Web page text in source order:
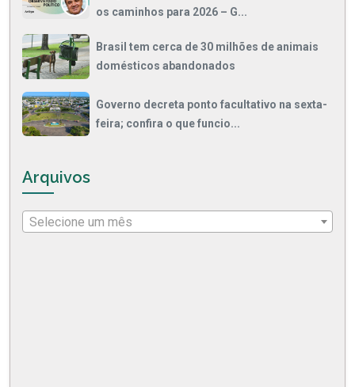
os caminhos para 2026 – G...
Brasil tem cerca de 30 milhões de animais
domésticos abandonados
Governo decreta ponto facultativo na sexta-
feira; confira o que funcio...
Arquivos
Selecione um mês